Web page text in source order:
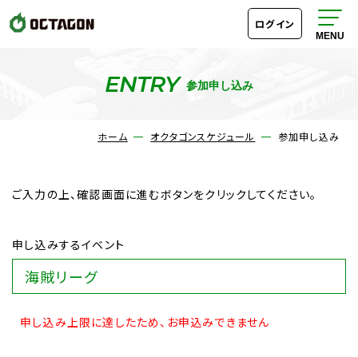
オクタゴンスケジュール
料金・システム
成績表・段位ランキング
ログイン
ENTRY 参加申し込み
ホーム オクタゴンスケジュール 参加申し込み
ご入力の上、確認画面に進むボタンをクリックしてください。
申し込みするイベント
海賊リーグ
申し込み上限に達したため、お申込みできません